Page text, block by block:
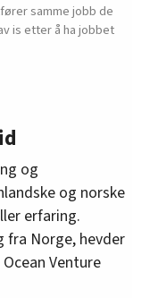
samme jobb de
is etter å ha jobbet
og
og norske
erfaring.
fra Norge, hevder
Venture